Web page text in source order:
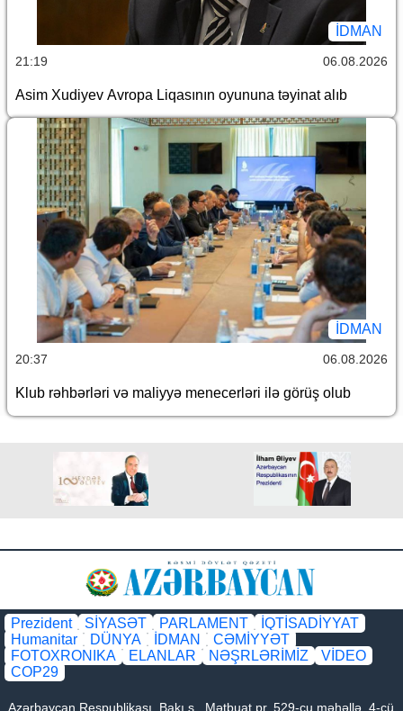
İDMAN
21:19 06.08.2026
Asim Xudiyev Avropa Liqasının oyununa təyinat alıb
İDMAN
20:37 06.08.2026
Klub rəhbərləri və maliyyə menecerləri ilə görüş olub
Prezident SİYASƏT PARLAMENT
İQTİSADİYYAT
Humanitar
DÜNYA İDMAN
CƏMİYYƏT
FOTOXRONIKA
ELANLAR NƏŞRLƏRİMİZ
VİDEO
COP29
Azərbaycan Respublikası, Bakı ş., Mətbuat pr. 529-cu məhəllə, 4-cü